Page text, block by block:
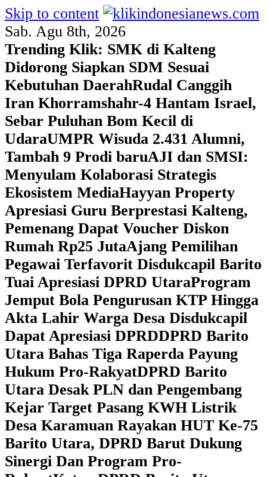
Skip to content
Sab. Agu 8th, 2026
Trending Klik: SMK di Kalteng
Didorong Siapkan SDM Sesuai
Kebutuhan DaerahRudal Canggih
Iran Khorramshahr-4 Hantam Israel,
Sebar Puluhan Bom Kecil di
UdaraUMPR Wisuda 2.431 Alumni,
Tambah 9 Prodi baruAJI dan SMSI:
Menyulam Kolaborasi Strategis
Ekosistem MediaHayyan Property
Apresiasi Guru Berprestasi Kalteng,
Pemenang Dapat Voucher Diskon
Rumah Rp25 JutaAjang Pemilihan
Pegawai Terfavorit Disdukcapil Barito
Tuai Apresiasi DPRD UtaraProgram
Jemput Bola Pengurusan KTP Hingga
Akta Lahir Warga Desa Disdukcapil
Dapat Apresiasi DPRDDPRD Barito
Utara Bahas Tiga Raperda Payung
Hukum Pro-RakyatDPRD Barito
Utara Desak PLN dan Pengembang
Kejar Target Pasang KWH Listrik
Desa Karamuan Rayakan HUT Ke-75
Barito Utara, DPRD Barut Dukung
Sinergi Dan Program Pro-